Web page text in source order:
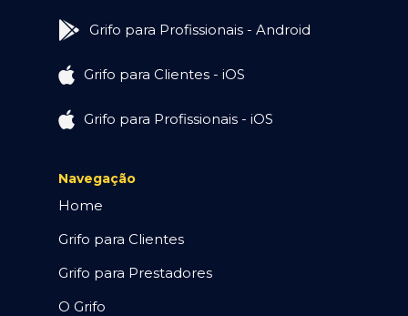
Grifo para Profissionais - Android
Grifo para Clientes - iOS
Grifo para Profissionais - iOS
Navegação
Home
Grifo para Clientes
Grifo para Prestadores
O Grifo